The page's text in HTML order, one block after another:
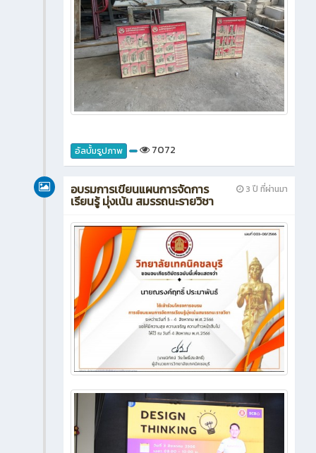
อัลบั้มรูปภาพ 7072
3 ปี ที่ผ่านมา
อบรมการเขียนแผนการจัดการ
เรียนรู้ มุ่งเน้น สมรรถนะรายวิชา